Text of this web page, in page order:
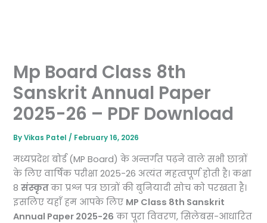
Mp Board Class 8th
Sanskrit Annual Paper
2025-26 – PDF Download
ByVikas Patel/ February 16, 2026
मध्यप्रदेश बोर्ड (MP Board) के अन्तर्गत पढ़ने वाले सभी छात्रों
के लिए वार्षिक परीक्षा 2025-26 अत्यंत महत्वपूर्ण होती है। कक्षा
8संस्‍कृतका प्रश्न पत्र छात्रों की बुनियादी सोच को परखता है।
इसलिए यहाँ हम आपके लिए MP Class 8th Sanskrit
Annual Paper 2025-26 का पूरा विवरण, सिलेबस-आधारित